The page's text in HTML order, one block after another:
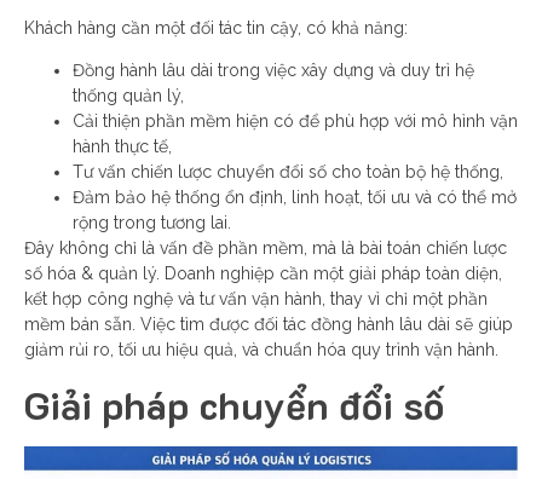
Khách hàng cần một đối tác tin cậy, có khả năng:
Đồng hành lâu dài trong việc xây dựng và duy trì hệ
thống quản lý,
Cải thiện phần mềm hiện có để phù hợp với mô hình vận
hành thực tế,
Tư vấn chiến lược chuyển đổi số cho toàn bộ hệ thống,
Đảm bảo hệ thống ổn định, linh hoạt, tối ưu và có thể mở
rộng trong tương lai.
Đây không chỉ là vấn đề phần mềm, mà là bài toán chiến lược
số hóa & quản lý. Doanh nghiệp cần một giải pháp toàn diện,
kết hợp công nghệ và tư vấn vận hành, thay vì chỉ một phần
mềm bán sẵn. Việc tìm được đối tác đồng hành lâu dài sẽ giúp
giảm rủi ro, tối ưu hiệu quả, và chuẩn hóa quy trình vận hành.
Giải pháp chuyển đổi số